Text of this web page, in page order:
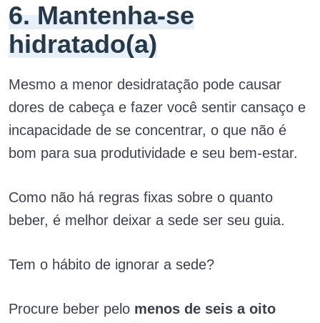
6. Mantenha-se
hidratado(a)
Mesmo a menor desidratação pode causar
dores de cabeça e fazer você sentir cansaço e
incapacidade de se concentrar, o que não é
bom para sua produtividade e seu bem-estar.
Como não há regras fixas sobre o quanto
beber, é melhor deixar a sede ser seu guia.
Tem o hábito de ignorar a sede?
Procure beber pelo menos de seis a oito